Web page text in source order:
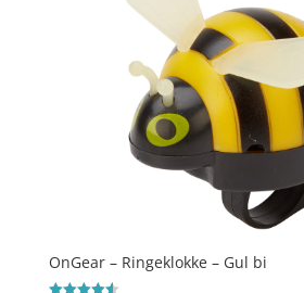
OnGear – Ringeklokke – Gul bi